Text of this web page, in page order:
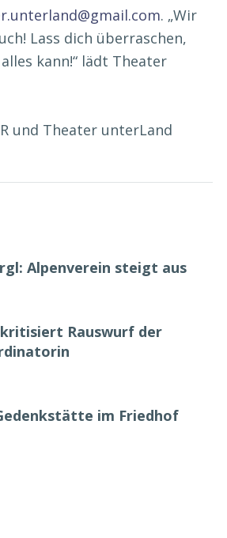
. „Wir
Lass dich überraschen,
kann!“ lädt Theater
und Theater unterLand
Alpenverein steigt aus
Rauswurf der
im Friedhof